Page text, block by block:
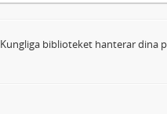
Kungliga biblioteket hanterar dina